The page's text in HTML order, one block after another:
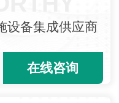
设备集成供应商
在线咨询